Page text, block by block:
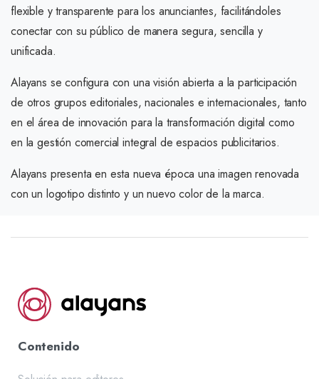
flexible y transparente para los anunciantes, facilitándoles
conectar con su público de manera segura, sencilla y
unificada.
Alayans se configura con una visión abierta a la participación
de otros grupos editoriales, nacionales e internacionales, tanto
en el área de innovación para la transformación digital como
en la gestión comercial integral de espacios publicitarios.
Alayans presenta en esta nueva época una imagen renovada
con un logotipo distinto y un nuevo color de la marca.
Contenido